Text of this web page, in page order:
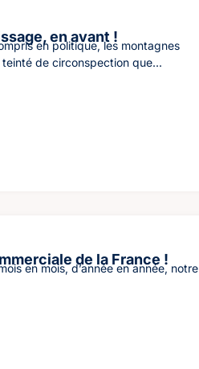
en avant !
en politique, les montagnes
teinté de circonspection que...
de la France !
en mois, d’année en année, notre